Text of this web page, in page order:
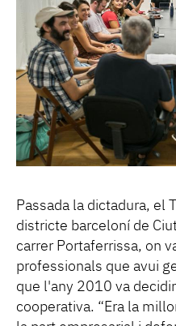
Passada la dictadura, el
districte barceloní de
carrer Portaferrissa, on
professionals que avui
que l'any 2010 va
cooperativa. “Era la